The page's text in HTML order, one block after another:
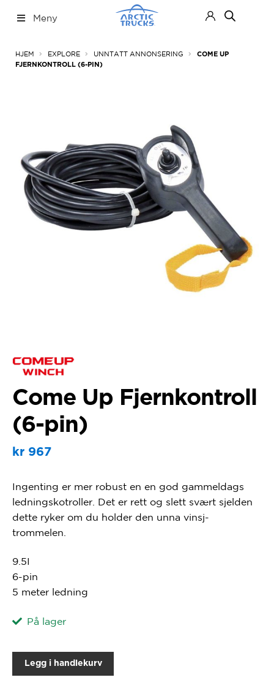
til
til
Meny
HJEM EXPLORE UNNTATT ANNONSERING
COME UP
FJERNKONTROLL (6-PIN)
Come Up Fjernkontroll
(6-pin)
kr967
Ingenting er mer robust en en god gammeldags
ledningskotroller. Det er rett og slett svært sjelden
dette ryker om du holder den unna vinsj-
trommelen.
9.5I
6-pin
5 meter ledning
På lager
Legg i handlekurv